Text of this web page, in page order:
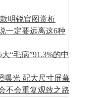
明锐官图赏析
一定要远离这6种
“毛病”91.3%的中
曝光 配大尺寸屏幕
不会重复观致之路